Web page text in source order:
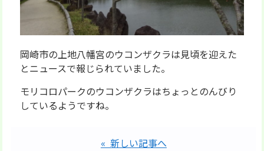
岡崎市の上地八幡宮のウコンザクラは見頃を迎えた
とニュースで報じられていました。
モリコロパークのウコンザクラはちょっとのんびり
しているようですね。
« 新しい記事へ